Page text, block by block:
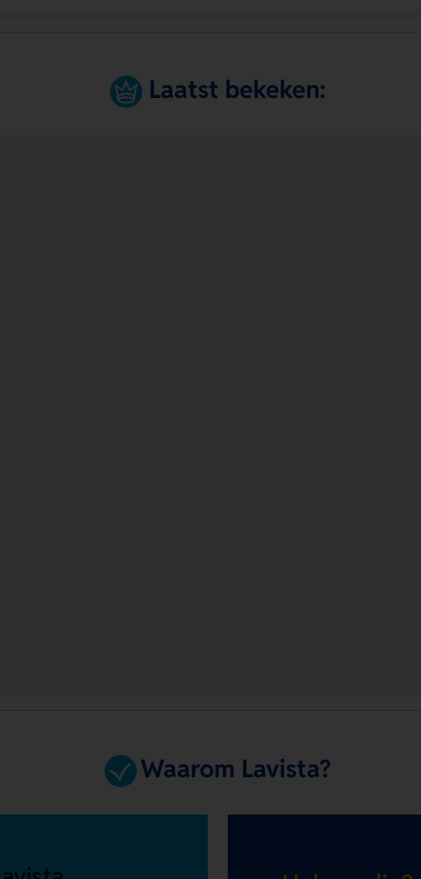
Laatst bekeken:
Waarom Lavista?